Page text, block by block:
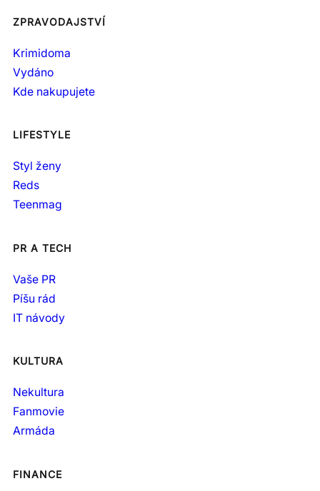
ZPRAVODAJSTVÍ
Krimidoma
Vydáno
Kde nakupujete
LIFESTYLE
Styl ženy
Reds
Teenmag
PR A TECH
Vaše PR
Píšu rád
IT návody
KULTURA
Nekultura
Fanmovie
Armáda
FINANCE